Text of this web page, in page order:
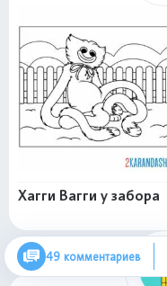
Хагги Вагги у забора
49 комментариев